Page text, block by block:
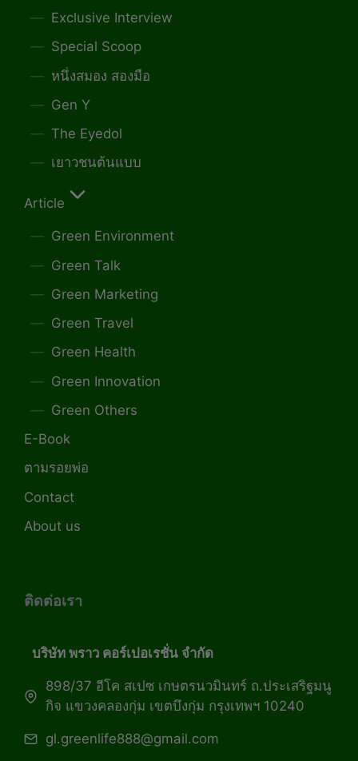
Exclusive Interview
Special Scoop
หนึ่งสมอง สองมือ
Gen Y
The Eyedol
เยาวชนต้นแบบ
Article
Green Environment
Green Talk
Green Marketing
Green Travel
Green Health
Green Innovation
Green Others
E-Book
ตามรอยพ่อ
Contact
About us
ติดต่อเรา
บริษัท พราว คอร์เปอเรชั่น จำกัด
898/37 อีโค สเปซ เกษตรนวมินทร์ ถ.ประเสริฐมนู
กิจ แขวงคลองกุ่ม เขตบึงกุ่ม กรุงเทพฯ 10240
gl.greenlife888@gmail.com